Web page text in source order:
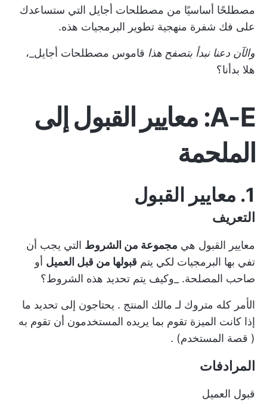
مصطلحًا أساسيًا من مصطلحات أجايل التي ستساعدك
على فك شفرة منهجية تطوير البرمجيات هذه.
والآن دعنا نبدأ بتصفح هذا قاموس مصطلحات أجايل_،
هلا بدأنا؟
A-E: معايير القبول إلى
الملحمة
1. معايير القبول
التعريف
معايير القبول هي مجموعة من الشروط التي يجب أن
تفي بها البرمجيات لكي يتم قبولها من قبل العميل أو
صاحب المصلحة.
_وكيف يتم تحديد هذه الشروط؟
الأمر كله متروك لـ مالك المنتج . يحتاجون إلى تحديد ما
إذا كانت الميزة تقوم بما يريده المستخدمون أن تقوم به
( قصة المستخدم) .
المرادفات
قبول العميل